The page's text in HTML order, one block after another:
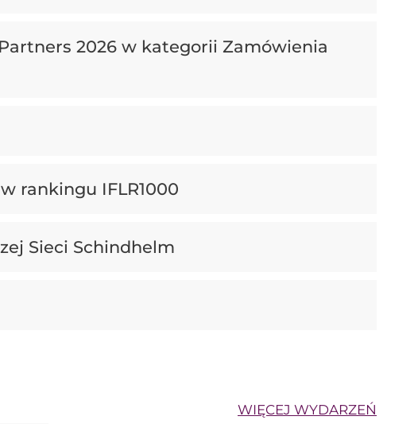
2026 w kategorii Zamówienia
rankingu IFLR1000
Sieci Schindhelm
WIĘCEJ WYDARZEŃ